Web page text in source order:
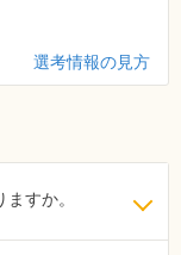
選考情報の見方
すか。